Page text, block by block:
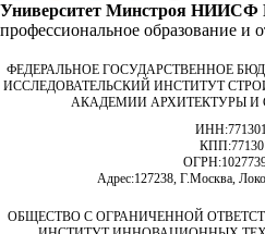
Университет Минстроя
профессиональное образование и
ФЕДЕРАЛЬНОЕ ГОСУДАРСТВЕННОЕ
ИССЛЕДОВАТЕЛЬСКИЙ ИНСТИТУТ
АКАДЕМИИ АРХИТЕКТУРЫ И
ИНН:
КПП:
ОГРН:
Адрес:127238, Г.Москва,
ОБЩЕСТВО С ОГРАНИЧЕННОЙ